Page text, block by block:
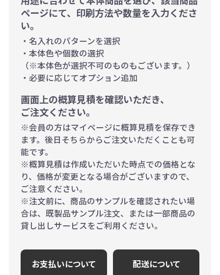
ページにて、印刷方法や数量を入力くださ
い。
・名入れのパターンを選択
・本体色や個数の選択
（※本体色が選択不可のものもございます。）
・必要に応じてオプション追加
画面上の概算見積を確認いただき、
ご注文ください。
※会員の方はマイページに概算見積を保存でき
ます。後日そちらからご注文いただくことも可
能です。
※概算見積は作成いただいた時点での価格とな
り、価格が変更となる場合がございますので、
ご注意ください。
※注文前に、商品のサンプルを確認されたい場
合は、既製品サンプル注文、または一部商品の
貸し出しサービスをご利用ください。
お支払いについて 配送について